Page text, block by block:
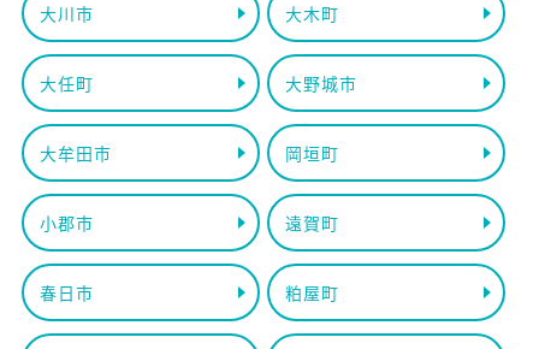
大川市 大木町
大任町 大野城市
大牟田市 岡垣町
小郡市 遠賀町
春日市 粕屋町